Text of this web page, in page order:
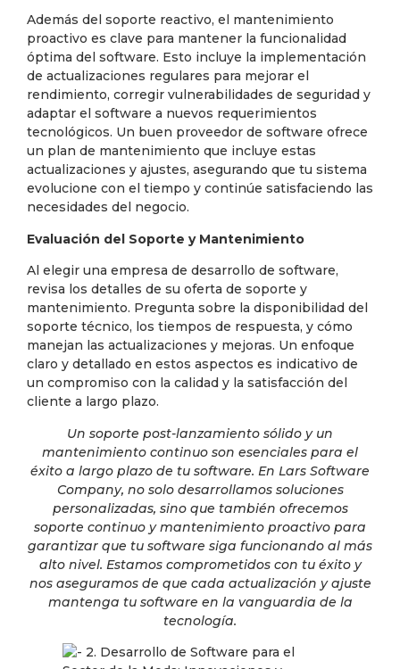
Además del soporte reactivo, el mantenimiento
proactivo es clave para mantener la funcionalidad
óptima del software. Esto incluye la implementación
de actualizaciones regulares para mejorar el
rendimiento, corregir vulnerabilidades de seguridad y
adaptar el software a nuevos requerimientos
tecnológicos. Un buen proveedor de software ofrece
un plan de mantenimiento que incluye estas
actualizaciones y ajustes, asegurando que tu sistema
evolucione con el tiempo y continúe satisfaciendo las
necesidades del negocio.
Evaluación del Soporte y Mantenimiento
Al elegir una empresa de desarrollo de software,
revisa los detalles de su oferta de soporte y
mantenimiento. Pregunta sobre la disponibilidad del
soporte técnico, los tiempos de respuesta, y cómo
manejan las actualizaciones y mejoras. Un enfoque
claro y detallado en estos aspectos es indicativo de
un compromiso con la calidad y la satisfacción del
cliente a largo plazo.
Un soporte post-lanzamiento sólido y un
mantenimiento continuo son esenciales para el
éxito a largo plazo de tu software. En Lars Software
Company, no solo desarrollamos soluciones
personalizadas, sino que también ofrecemos
soporte continuo y mantenimiento proactivo para
garantizar que tu software siga funcionando al más
alto nivel. Estamos comprometidos con tu éxito y
nos aseguramos de que cada actualización y ajuste
mantenga tu software en la vanguardia de la
tecnología.